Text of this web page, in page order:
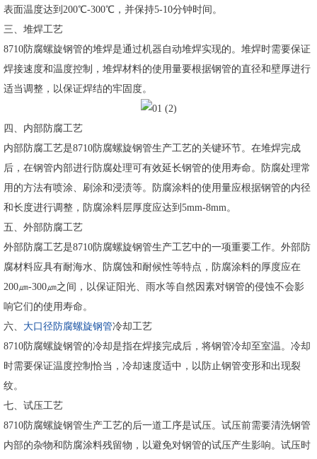
表面温度达到200℃-300℃，并保持5-10分钟时间。
三、堆焊工艺
8710防腐螺旋钢管的堆焊是通过机器自动堆焊实现的。堆焊时需要保证
焊接速度和温度控制，堆焊材料的使用量要根据钢管的直径和壁厚进行
适当调整，以保证焊结的牢固度。
四、内部防腐工艺
内部防腐工艺是8710防腐螺旋钢管生产工艺的关键环节。在堆焊完成
后，在钢管内部进行防腐处理可有效延长钢管的使用寿命。防腐处理常
用的方法有喷涂、刷涂和浸渍等。防腐涂料的使用量应根据钢管的内径
和长度进行调整，防腐涂料层厚度应达到5mm-8mm。
五、外部防腐工艺
外部防腐工艺是8710防腐螺旋钢管生产工艺中的一项重要工作。外部防
腐材料应具有耐海水、防腐蚀和耐候性等特点，防腐涂料的厚度应在
200㎛-300㎛之间，以保证阳光、雨水等自然因素对钢管的侵蚀不会影
响它们的使用寿命。
六、 大口径防腐螺旋钢管冷却工艺
8710防腐螺旋钢管的冷却是指在焊接完成后，将钢管冷却至室温。冷却
时需要保证温度控制恰当，冷却速度适中，以防止钢管变形和出现裂
纹。
七、试压工艺
8710防腐螺旋钢管生产工艺的后一道工序是试压。试压前需要清洗钢管
内部的杂物和防腐涂料残留物，以避免对钢管的试压产生影响。试压时